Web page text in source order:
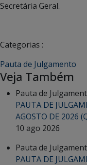
Secretária Geral.
Categorias :
Pauta de Julgamento
Veja Também
Pauta de
PAUTA DE
AGOSTO DE 2026
10 ago 2026
Pauta de
PAUTA DE